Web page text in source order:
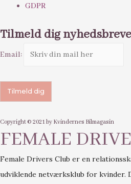
GDPR
Tilmeld dig
Email:
Copyright © 2021 by Kvindernes Bilmagasin
FEMALE
Female Drivers Club er en
udviklende netværksklub for kvinder.